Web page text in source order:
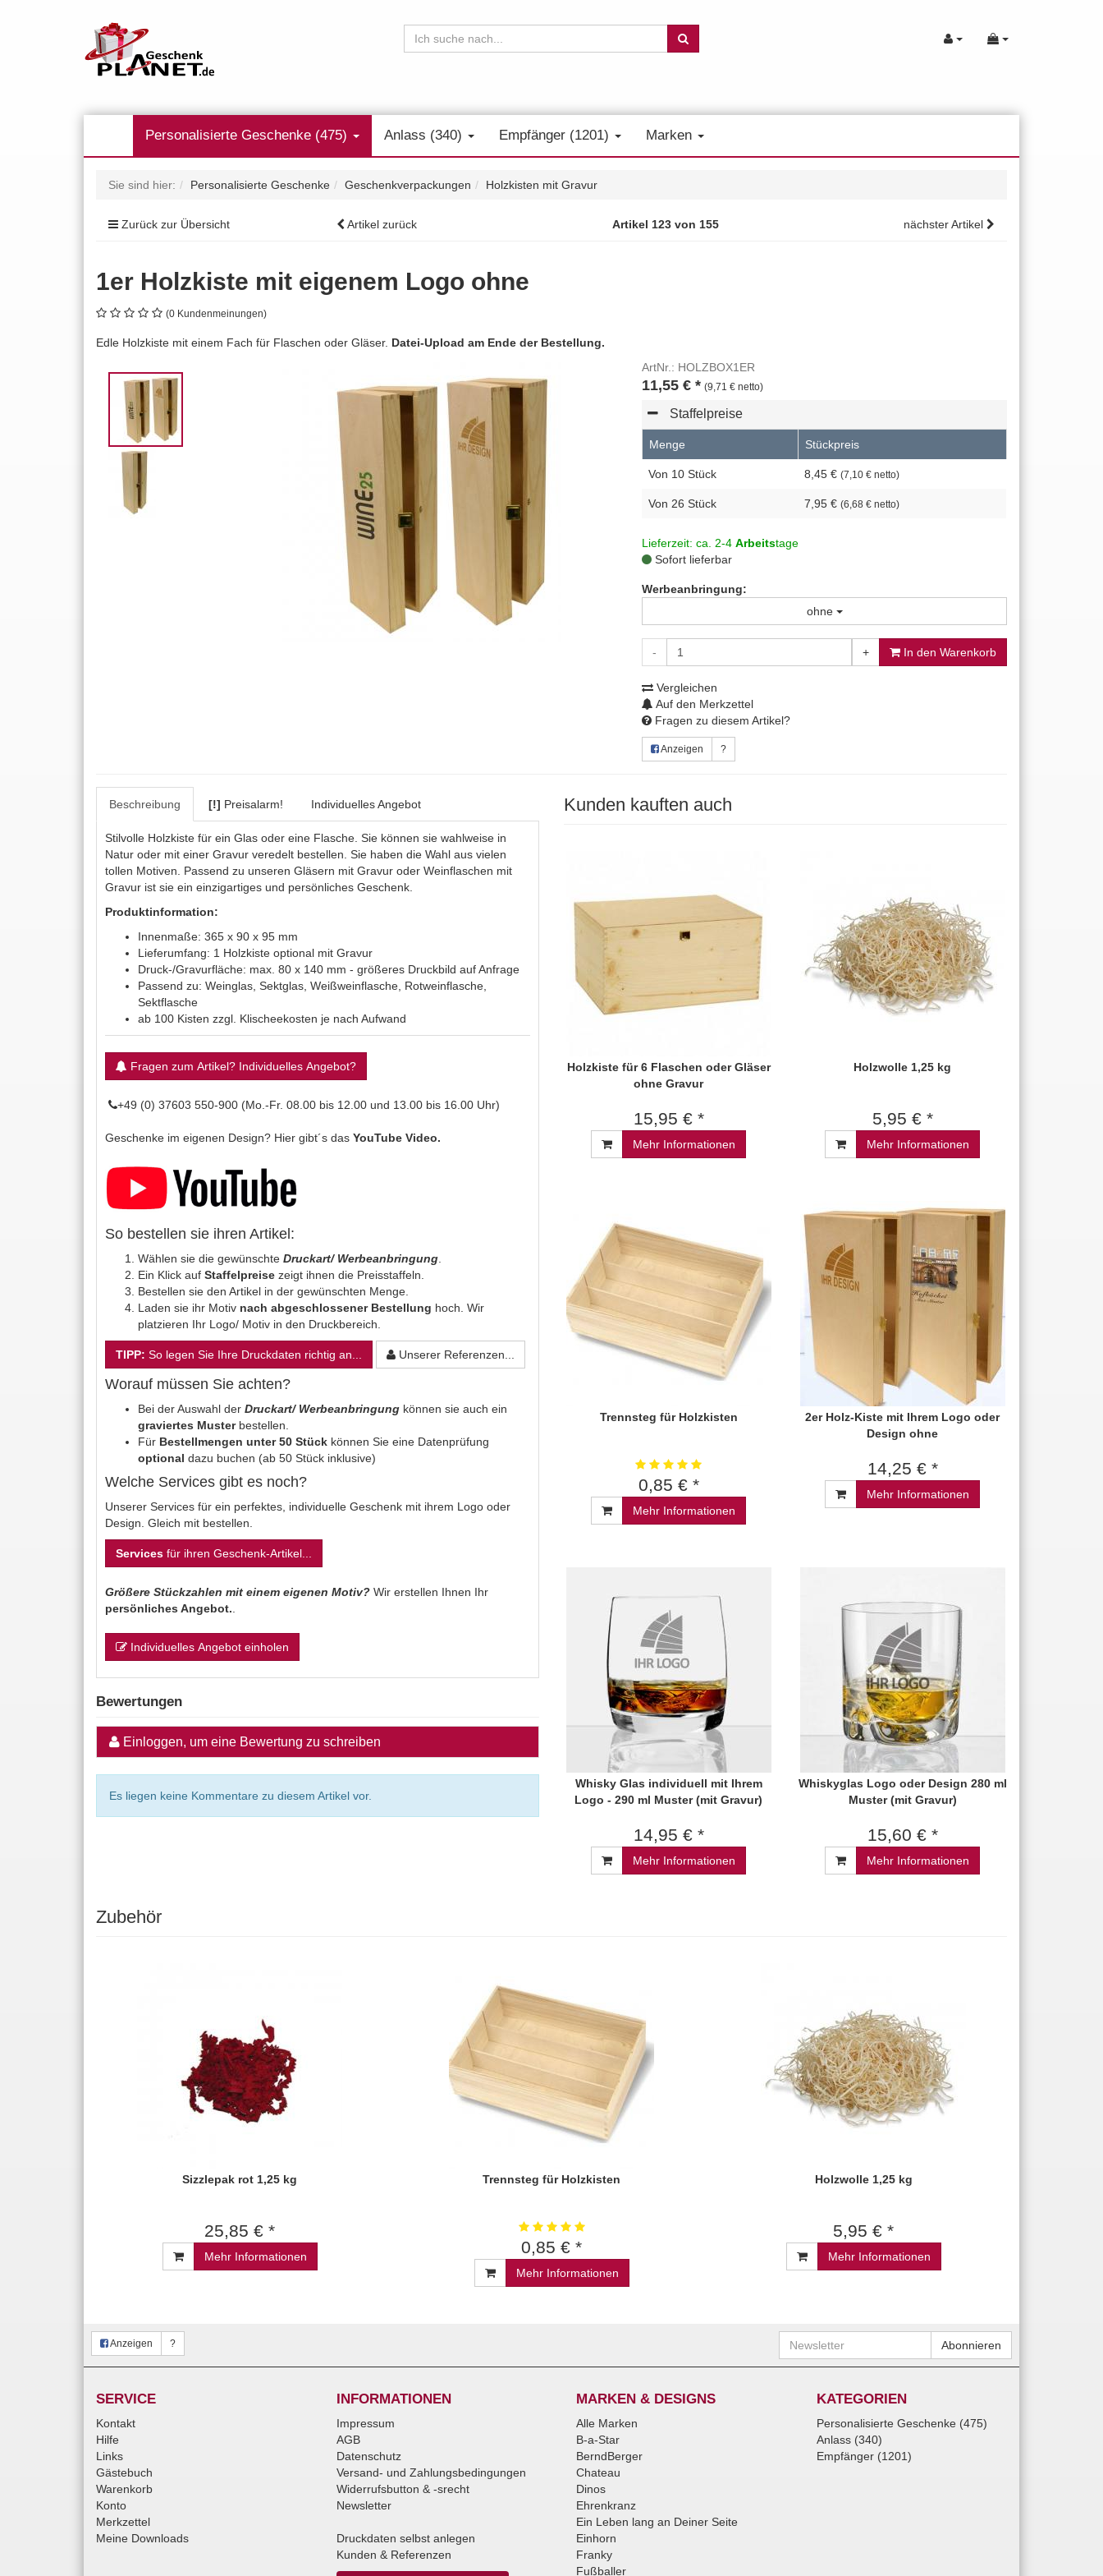
Personalisierte Geschenke (475) Anlass (340) Empfänger (1201) Marken
Sie sind hier: Personalisierte Geschenke Geschenkverpackungen Holzkisten mit Gravur
Zurück zur Übersicht Artikel zurück Artikel 123 von 155 nächster Artikel
1er Holzkiste mit eigenem Logo ohne
(0 Kundenmeinungen)
Edle Holzkiste mit einem Fach für Flaschen oder Gläser. Datei-Upload am Ende der Bestellung.
ArtNr.: HOLZBOX1ER
11,55 € * (9,71 € netto)
Staffelpreise
Menge Stückpreis
Von 10 Stück 8,45 € (7,10 € netto)
Von 26 Stück 7,95 € (6,68 € netto)
Lieferzeit: ca. 2-4 Arbeitstage
Sofort lieferbar
Werbeanbringung:
ohne
- + In den Warenkorb
Vergleichen
Auf den Merkzettel
Fragen zu diesem Artikel?
Anzeigen ?
Beschreibung [!] Preisalarm! Individuelles Angebot
Stilvolle Holzkiste für ein Glas oder eine Flasche. Sie können sie wahlweise in
Natur oder mit einer Gravur veredelt bestellen. Sie haben die Wahl aus vielen
tollen Motiven. Passend zu unseren Gläsern mit Gravur oder Weinflaschen mit
Gravur ist sie ein einzigartiges und persönliches Geschenk.
Produktinformation:
Innenmaße: 365 x 90 x 95 mm
Lieferumfang: 1 Holzkiste optional mit Gravur
Druck-/Gravurfläche: max. 80 x 140 mm - größeres Druckbild auf Anfrage
Passend zu: Weinglas, Sektglas, Weißweinflasche, Rotweinflasche,
Sektflasche
ab 100 Kisten zzgl. Klischeekosten je nach Aufwand
Fragen zum Artikel? Individuelles Angebot?
+49 (0) 37603 550-900 (Mo.-Fr. 08.00 bis 12.00 und 13.00 bis 16.00 Uhr)
Geschenke im eigenen Design? Hier gibt´s das YouTube Video.
So bestellen sie ihren Artikel:
Wählen sie die gewünschte Druckart/ Werbeanbringung
Ein Klick auf Staffelpreise zeigt ihnen die Preisstaffeln.
Bestellen sie den Artikel in der gewünschten Menge.
Laden sie ihr Motiv nach abgeschlossener Bestellung hoch. Wir
platzieren Ihr Logo/ Motiv in den Druckbereich.
TIPP: So legen Sie Ihre Druckdaten richtig an... Unserer Referenzen...
Worauf müssen Sie achten?
Bei der Auswahl der Druckart/ Werbeanbringung können sie auch ein
graviertes Musterbestellen.
Für Bestellmengen unter 50 Stück können Sie eine Datenprüfung
optional dazu buchen (ab 50 Stück inklusive)
Welche Services gibt es noch?
Unserer Services für ein perfektes, individuelle Geschenk mit ihrem Logo oder
Design. Gleich mit bestellen.
Services für ihren Geschenk-Artikel...
Größere Stückzahlen mit einem eigenen Motiv? Wir erstellen Ihnen Ihr
persönliches Angebot.
Individuelles Angebot einholen
Bewertungen
Einloggen, um eine Bewertung zu schreiben
Es liegen keine Kommentare zu diesem Artikel vor.
Kunden kauften auch
Holzkiste für 6 Flaschen oder Gläser
ohne Gravur
15,95 € *
Mehr Informationen
Holzwolle 1,25 kg
5,95 € *
Mehr Informationen
Trennsteg für Holzkisten
0,85 € *
Mehr Informationen
2er Holz-Kiste mit Ihrem Logo oder
Design ohne
14,25 € *
Mehr Informationen
Whisky Glas individuell mit Ihrem
Logo - 290 ml Muster (mit Gravur)
14,95 € *
Mehr Informationen
Whiskyglas Logo oder Design 280 ml
Muster (mit Gravur)
15,60 € *
Mehr Informationen
Zubehör
Sizzlepak rot 1,25 kg
25,85 € *
Mehr Informationen
Trennsteg für Holzkisten
0,85 € *
Mehr Informationen
Holzwolle 1,25 kg
5,95 € *
Mehr Informationen
Anzeigen ? Newsletter Abonnieren
SERVICE
Kontakt
Hilfe
Links
Gästebuch
Warenkorb
Konto
Merkzettel
Meine Downloads
INFORMATIONEN
Impressum
AGB
Datenschutz
Versand- und Zahlungsbedingungen
Widerrufsbutton & -srecht
Newsletter
Druckdaten selbst anlegen
Kunden & Referenzen
MARKEN & DESIGNS
Alle Marken
B-a-Star
BerndBerger
Chateau
Dinos
Ehrenkranz
Ein Leben lang an Deiner Seite
Einhorn
Franky
Fußballer
KATEGORIEN
Personalisierte Geschenke (475)
Anlass (340)
Empfänger (1201)